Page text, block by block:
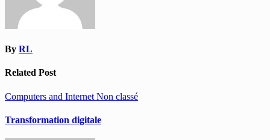
By RL
Related Post
Computers and Internet Non classé
Transformation digitale